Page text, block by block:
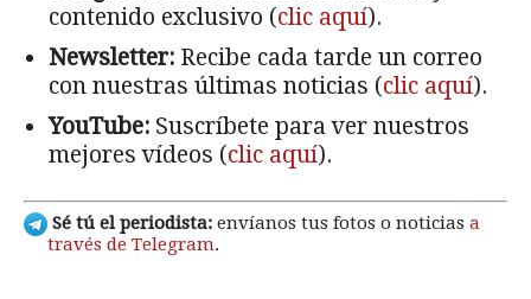
contenido exclusivo (clic aquí).
Newsletter: Recibe cada tarde un correo
con nuestras últimas noticias (clic aquí).
YouTube: Suscríbete para ver nuestros
mejores vídeos (clic aquí).
Sé tú el periodista: envíanos tus fotos o noticias a
través de Telegram.